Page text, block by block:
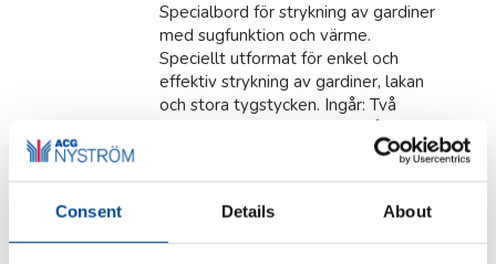
Consent Details About
Specialbord för strykning av gardiner
med sugfunktion och värme.
Speciellt utformat för enkel och
effektiv strykning av gardiner, lakan
och stora tygstycken. Ingår: Två
separata motorer för jämn och
och bak, ca 60 cm djupa vardera) för
att hålla gardinen/tyget på plats,